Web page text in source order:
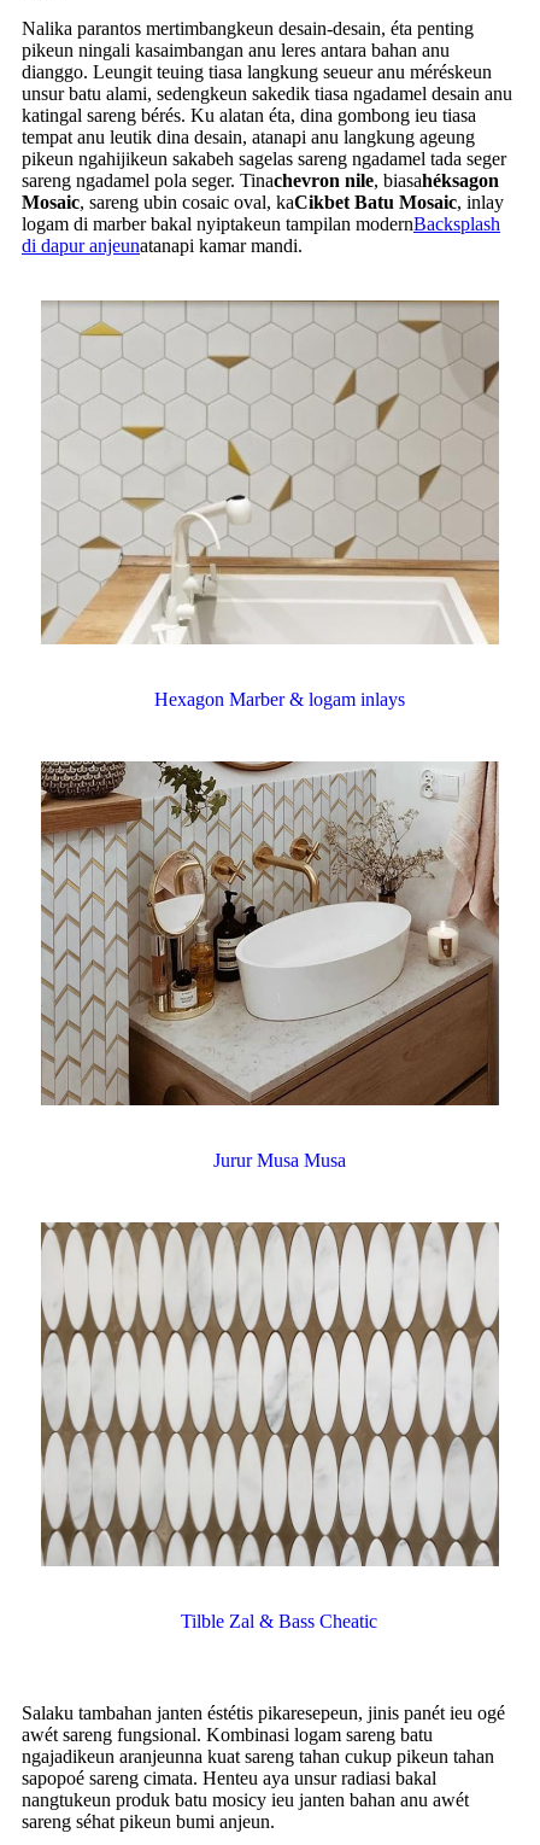
Nalika parantos mertimbangkeun desain-desain, éta penting
pikeun ningali kasaimbangan anu leres antara bahan anu
dianggo. Leungit teuing tiasa langkung seueur anu méréskeun
unsur batu alami, sedengkeun sakedik tiasa ngadamel desain anu
katingal sareng bérés. Ku alatan éta, dina gombong ieu tiasa
tempat anu leutik dina desain, atanapi anu langkung ageung
pikeun ngahijikeun sakabeh sagelas sareng ngadamel tada seger
sareng ngadamel pola seger. Tinachevron nile, biasahéksagon
Mosaic, sareng ubin cosaic oval, kaCikbet Batu Mosaic, inlay
logam di marber bakal nyiptakeun tampilan modernBacksplash
di dapur anjeunatanapi kamar mandi.
Hexagon Marber & logam inlays
Jurur Musa Musa
Tilble Zal & Bass Cheatic
Salaku tambahan janten éstétis pikaresepeun, jinis panét ieu ogé
awét sareng fungsional. Kombinasi logam sareng batu
ngajadikeun aranjeunna kuat sareng tahan cukup pikeun tahan
sapopoé sareng cimata. Henteu aya unsur radiasi bakal
nangtukeun produk batu mosicy ieu janten bahan anu awét
sareng séhat pikeun bumi anjeun.